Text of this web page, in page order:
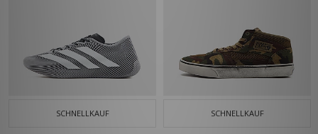
SCHNELLKAUF SCHNELLKAUF